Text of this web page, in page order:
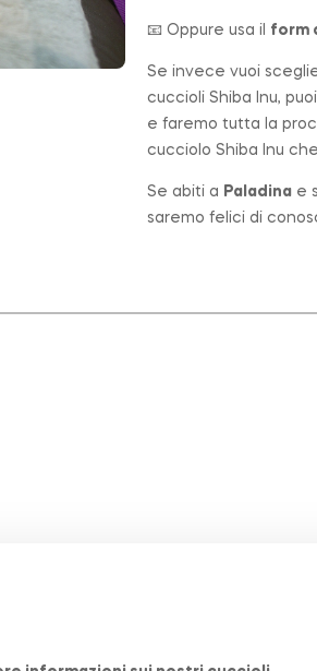
📧 Oppure usa il form
Se invece vuoi
cuccioli Shiba Inu,
e faremo tutta la
cucciolo Shiba Inu
Se abiti a Paladinae
saremo felici di